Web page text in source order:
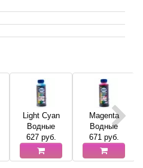
Light Cyan
Водные
627руб.
Magenta
Водные
671руб.